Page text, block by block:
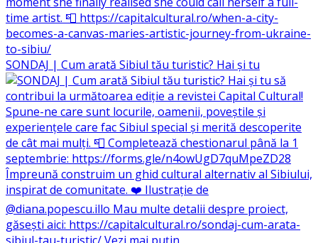
SONDAJ | Cum arată Sibiul tău turistic? Hai și tu